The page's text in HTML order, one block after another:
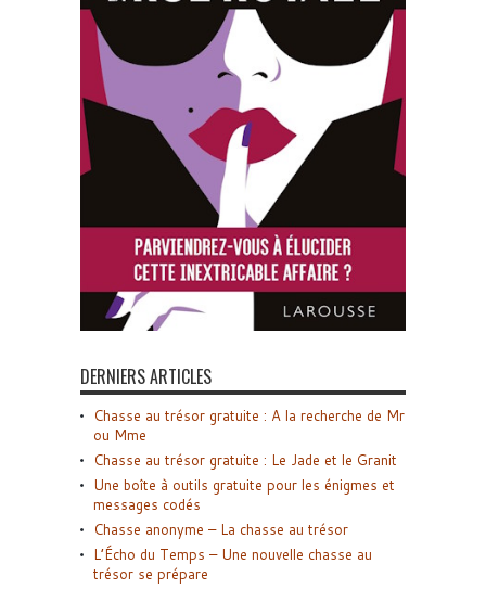
DERNIERS ARTICLES
Chasse au trésor gratuite : A la recherche de Mr
ou Mme
Chasse au trésor gratuite : Le Jade et le Granit
Une boîte à outils gratuite pour les énigmes et
messages codés
Chasse anonyme – La chasse au trésor
L’Écho du Temps – Une nouvelle chasse au
trésor se prépare